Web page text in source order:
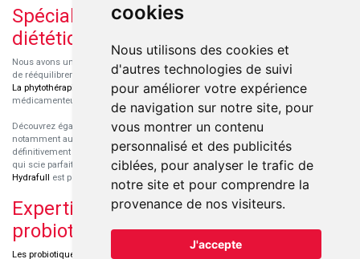
cookies
Nous utilisons des cookies et
d'autres technologies de suivi
pour améliorer votre expérience
de navigation sur notre site, pour
vous montrer un contenu
personnalisé et des publicités
ciblées, pour analyser le trafic de
notre site et pour comprendre la
provenance de nos visiteurs.
J'accepte
Spécialisation en micronutrition et
diététique
Nous avons un engouement particulier pour la micronutrition qui permet souvent
de rééquilibrer des carences ou d'améliorer des troubles métaboliques mineurs.
La phytothérapie
l'aromathérapiesont souvent complémentaires de traitements
médicamenteux lorsqu'ils sont bien conseillés.
Découvrez également les protéines et les produits de nutrition sportive,
notamment au sein de la gamme française
Eric Favre
. Cette gamme est
définitivement axée sur le choix qualitatif des ingrédients et sur une formulation
qui scie parfaitement aux besoins de chaque sportif. La gamme hydratation
Hydrafull est pensée pour une hydratation maximale.
Expertise dans le domaine des
probiotiques
Les probiotiques font parti des découvertes médicales majeures dans l'arsenal